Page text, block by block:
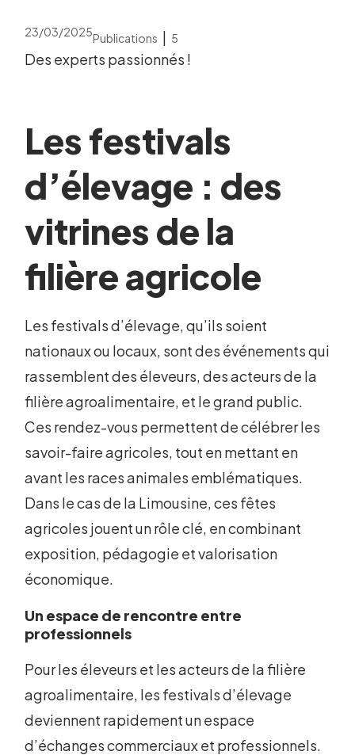
23/03/2025Publications | 5
Des experts passionnés !
Les festivals
d’élevage : des
vitrines de la
filière agricole
Les festivals d’élevage, qu’ils soient
nationaux ou locaux, sont des événements qui
rassemblent des éleveurs, des acteurs de la
filière agroalimentaire, et le grand public.
Ces rendez-vous permettent de célébrer les
savoir-faire agricoles, tout en mettant en
avant les races animales emblématiques.
Dans le cas de la Limousine, ces fêtes
agricoles jouent un rôle clé, en combinant
exposition, pédagogie et valorisation
économique.
Un espace de rencontre entre
professionnels
Pour les éleveurs et les acteurs de la filière
agroalimentaire, les festivals d’élevage
deviennent rapidement un espace
d’échanges commerciaux et professionnels.